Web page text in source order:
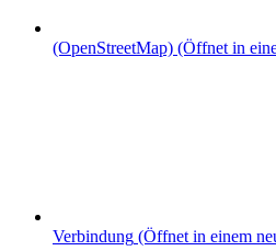
(OpenStreetMap) (Öffnet in
Verbindung (Öffnet in einem